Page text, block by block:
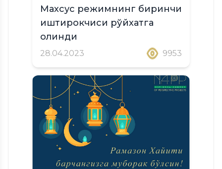
Махсус режимнинг биринчи
иштирокчиси рўйхатга
олинди
28.04.2023 9953